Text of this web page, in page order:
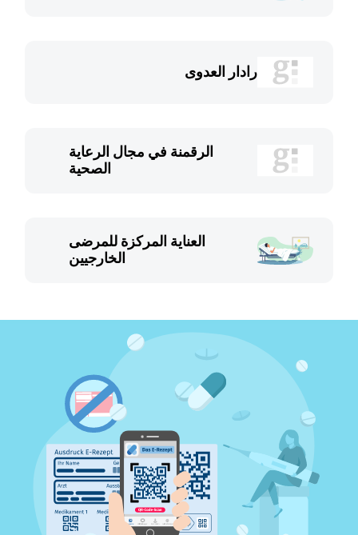
رادار العدوى
الرقمنة في مجال الرعاية
الصحية
العناية المركزة للمرضى
الخارجيين